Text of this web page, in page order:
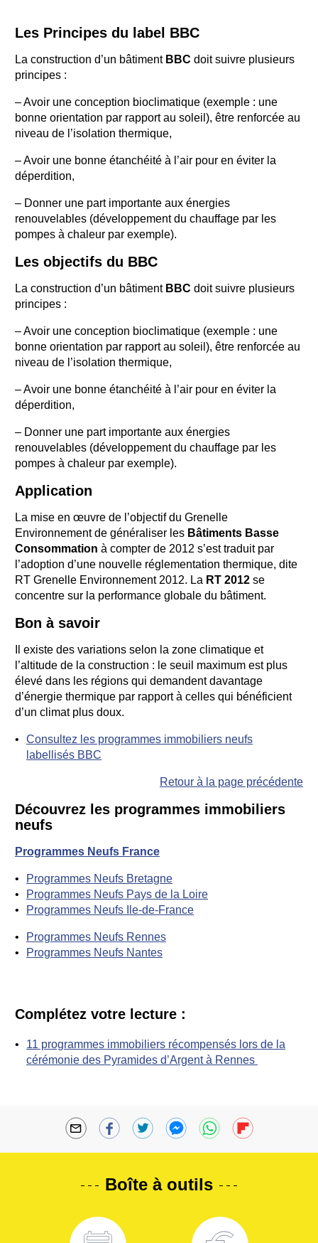
Les Principes du label BBC
La construction d’un bâtimentBBC doit suivre plusieurs
principes :
– Avoir une conception bioclimatique (exemple : une
bonne orientation par rapport au soleil), être renforcée au
niveau de l’isolation thermique,
– Avoir une bonne étanchéité à l’air pour en éviter la
déperdition,
– Donner une part importante aux énergies
renouvelables (développement du chauffage par les
pompes à chaleur par exemple).
Les objectifs du BBC
La construction d’un bâtiment BBC doit suivre plusieurs
principes :
– Avoir une conception bioclimatique (exemple : une
bonne orientation par rapport au soleil), être renforcée au
niveau de l’isolation thermique,
– Avoir une bonne étanchéité à l’air pour en éviter la
déperdition,
– Donner une part importante aux énergies
renouvelables (développement du chauffage par les
pompes à chaleur par exemple).
Application
La mise en œuvre de l’objectif du Grenelle
Environnement de généraliser les Bâtiments Basse
Consommation à compter de 2012 s’est traduit par
l’adoption d’une nouvelle réglementation thermique, dite
RT Grenelle Environnement 2012. La RT 2012 se
concentre sur la performance globale du bâtiment.
Bon à savoir
Il existe des variations selon la zone climatique et
l’altitude de la construction : le seuil maximum est plus
élevé dans les régions qui demandent davantage
d’énergie thermique par rapport à celles qui bénéficient
d’un climat plus doux.
Consultez les programmes immobiliers neufs
labellisés BBC
Retour à la page précédente
Découvrez les programmes immobiliers
neufs
Programmes Neufs France
Programmes Neufs Bretagne
Programmes Neufs Pays de la Loire
Programmes Neufs Ile-de-France
Programmes Neufs Rennes
Programmes Neufs Nantes
Complétez votre lecture :
11 programmes immobiliers récompensés lors de la
cérémonie des Pyramides d’Argent à Rennes
Boîte à outils